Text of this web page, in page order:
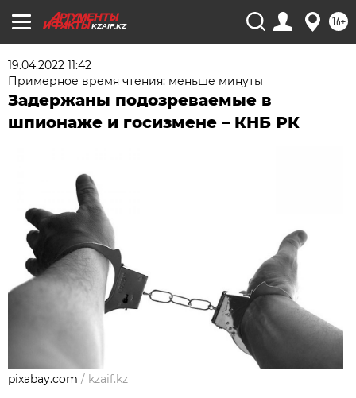
KZAIF.KZ 16+
19.04.2022 11:42
Примерное время чтения: меньше минуты
Задержаны подозреваемые в
шпионаже и госизмене – КНБ РК
pixabay.com / kzaif.kz